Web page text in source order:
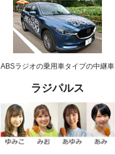
ABSラジオの乗用車タイプの中継車
ラジパルス